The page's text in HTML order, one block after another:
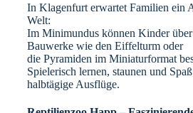
In Klagenfurt erwartet Familien ein
Welt:
Im Minimundus können Kinder
Bauwerke wie den Eiffelturm oder
die Pyramiden im Miniaturformat
Spielerisch lernen, staunen und
halbtägige Ausflüge.